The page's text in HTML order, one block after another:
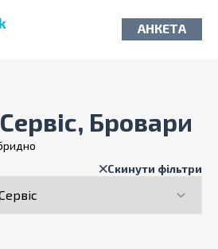
АНКЕТА
Бровари
Скинути фільтри